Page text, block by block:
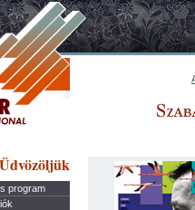
Üdvözöljük
program